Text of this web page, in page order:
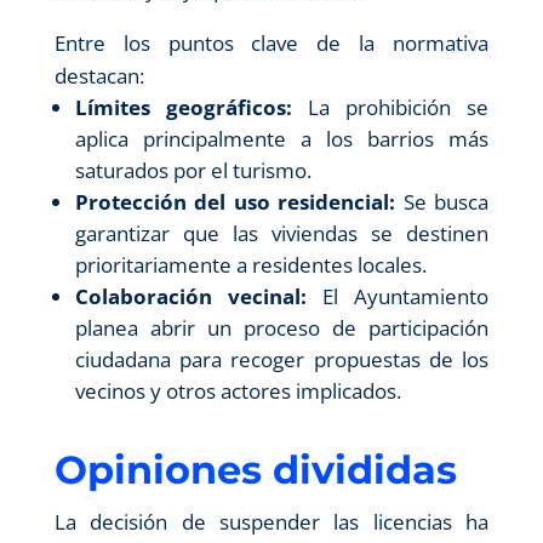
Entre los puntos clave de la normativa
destacan:
Límites geográficos: La prohibición se
aplica principalmente a los barrios más
saturados por el turismo.
Protección del uso residencial: Se busca
garantizar que las viviendas se destinen
prioritariamente a residentes locales.
Colaboración vecinal: El Ayuntamiento
planea abrir un proceso de participación
ciudadana para recoger propuestas de los
vecinos y otros actores implicados.
Opiniones divididas
La decisión de suspender las licencias ha